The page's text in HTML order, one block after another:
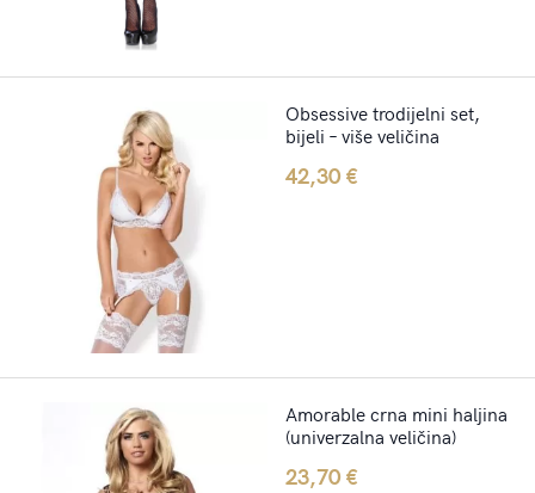
Obsessive trodijelni set,
bijeli – više veličina
42,30€
Amorable crna mini haljina
(univerzalna veličina)
23,70€